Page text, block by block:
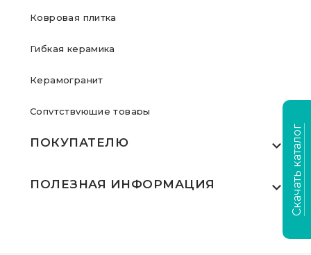
Ковровая плитка
Гибкая керамика
Керамогранит
Сопутствующие товары
ПОКУПАТЕЛЮ
Где купить
ПОЛЕЗНАЯ ИНФОРМАЦИЯ Скачать каталог